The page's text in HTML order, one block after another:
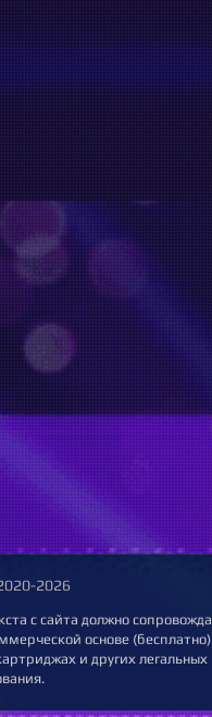
2026
с сайта должно
основе
и других